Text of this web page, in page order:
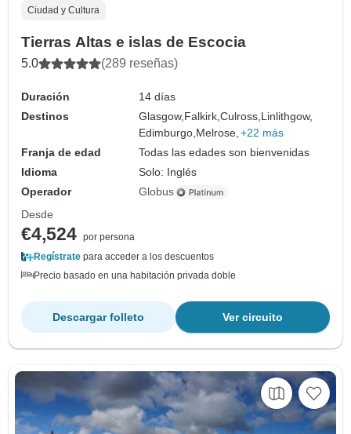
Ciudad y Cultura
Tierras Altas e islas de Escocia
5.0 (289 reseñas)
Duración
14 días
Destinos
Glasgow,Falkirk,Culross,Linlithgow,
Edimburgo,Melrose, +22 más
Franja de edad
Todas las edades son bienvenidas
Idioma
Solo: Inglés
Operador
Globus
Desde
€4,524 por persona
Regístrate para acceder a los descuentos
Precio basado en una habitación privada doble
Ver circuito
Descargar folleto